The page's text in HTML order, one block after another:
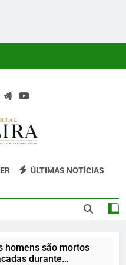
Lira
É Um Site Informativo
E Uma Boa
ÚLTIMAS NOTÍCIAS
homens são mortos
durante